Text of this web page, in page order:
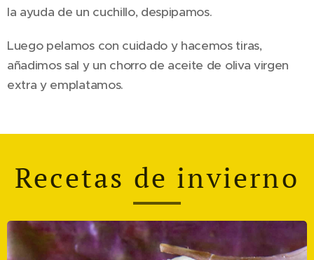
la ayuda de un cuchillo, despipamos.
Luego pelamos con cuidado y hacemos tiras,
añadimos sal y un chorro de aceite de oliva virgen
extra y emplatamos.
Recetas de invierno